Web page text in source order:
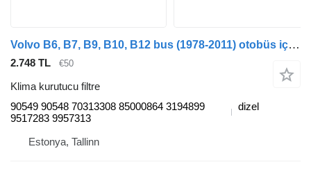
Volvo B6, B7, B9, B10, B12 bus (1978-2011) otobüs için Haldex B12B (01.97-12.11) 90549 90548 klima kurutucu filtre
2.748 TL €50
Klima kurutucu filtre
90549 90548 70313308 85000864 3194899
9517283 9957313
dizel
Estonya, Tallinn